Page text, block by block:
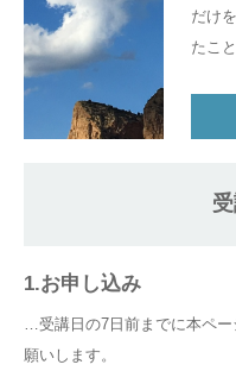
だけ
たこ
1.お申し込み
…受講日の7日前までに本ペ
願いします。